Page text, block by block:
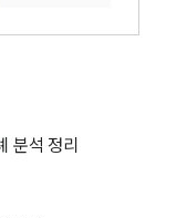
분석 정리